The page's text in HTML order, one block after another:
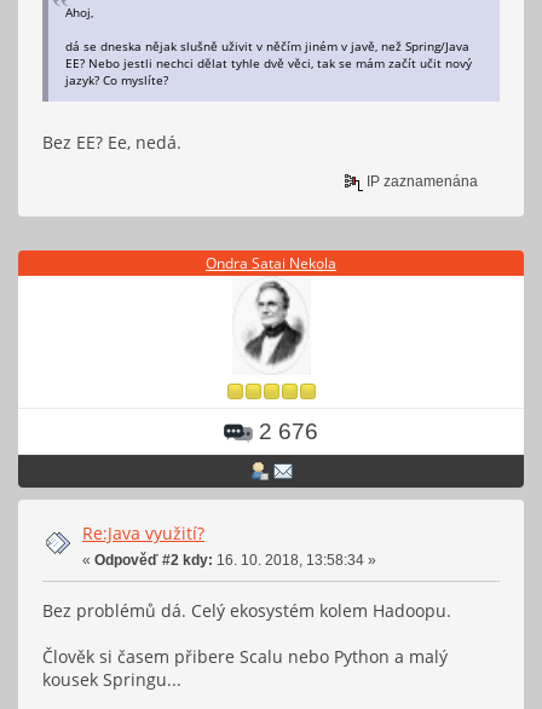
Ahoj,
dá se dneska nějak slušně uživit v něčím jiném v javě, než Spring/Java
EE? Nebo jestli nechci dělat tyhle dvě věci, tak se mám začít učit nový
jazyk? Co myslíte?
Bez EE? Ee, nedá.
IP zaznamenána
Ondra Satai Nekola
2 676
Re:Java využití?
« Odpověď #2 kdy: 16. 10. 2018, 13:58:34 »
Bez problémů dá. Celý ekosystém kolem Hadoopu.
Člověk si časem přibere Scalu nebo Python a malý
kousek Springu...